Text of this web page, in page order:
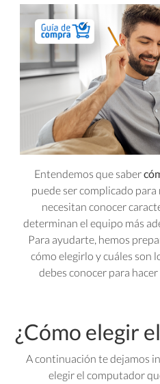
Entendemos que saber
puede ser complicado
necesitan conocer
determinan el equipo más
Para ayudarte, hemos
cómo elegirlo y cuáles son
debes conocer para
¿Cómo elegir
A continuación te dejamos
elegir el computador